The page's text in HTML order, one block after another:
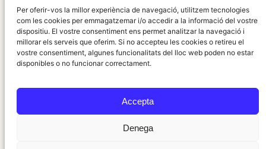
Per oferir-vos la millor experiència de navegació, utilitzem tecnologies
com les cookies per emmagatzemar i/o accedir a la informació del vostre
dispositiu. El vostre consentiment ens permet analitzar la navegació i
millorar els serveis que oferim. Si no accepteu les cookies o retireu el
vostre consentiment, algunes funcionalitats del lloc web poden no estar
disponibles o no funcionar correctament.
Accepta
Denega
Política
Societat
Tendències
elRidaura.com